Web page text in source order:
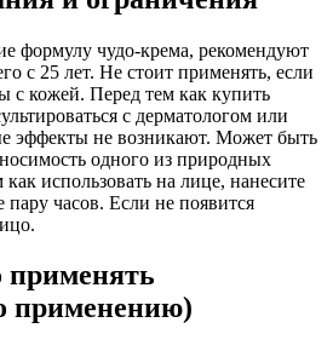
формулу чудо-крема, рекомендуют
с 25 лет. Не стоит применять, если
с кожей. Перед тем как купить
с дерматологом или
эффекты не возникают. Может быть
одного из природных
использовать на лице, нанесите
пару часов. Если не появится
применять
применению)